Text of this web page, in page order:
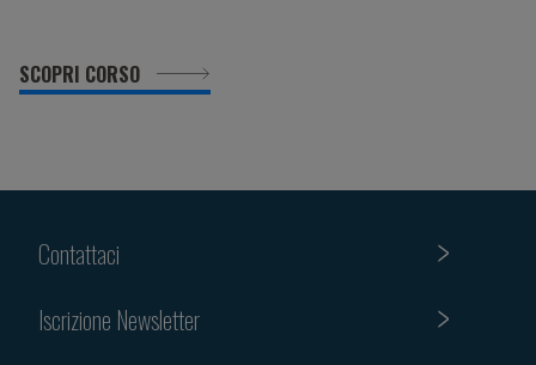
SCOPRI CORSO
Contattaci
Iscrizione Newsletter